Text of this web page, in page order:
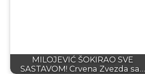
MILOJEVIĆ ŠOKIRAO SVE
SASTAVOM! Crvena Zvezda sa…